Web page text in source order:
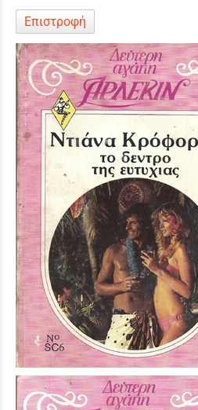
Επιστροφή